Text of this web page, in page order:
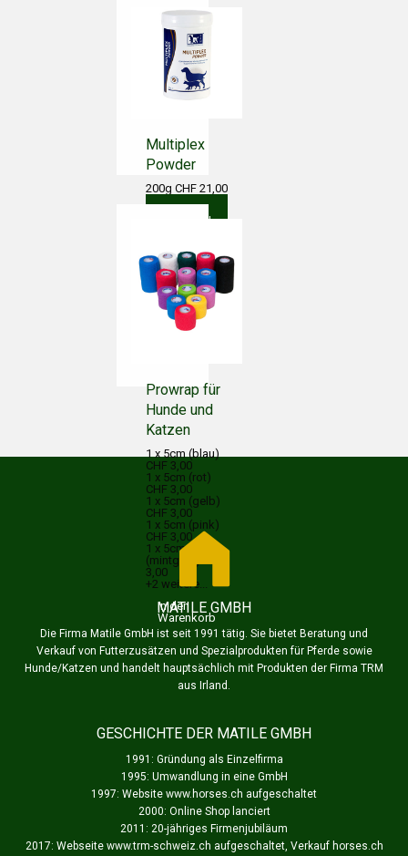
Multiplex
Powder
200g CHF 21,00
Warenkorb
Prowrap für
Hunde und
Katzen
1 x 5cm (blau)
CHF 3,00
1 x 5cm (rot)
CHF 3,00
1 x 5cm (gelb)
CHF 3,00
1 x 5cm (pink)
CHF 3,00
1 x 5cm
(mintgrün) CHF
3,00
+2 weitere...
In den
Warenkorb
MATILE GMBH
Die Firma Matile GmbH ist seit 1991 tätig. Sie bietet Beratung und
Verkauf von Futterzusätzen und Spezialprodukten für Pferde sowie
Hunde/Katzen und handelt hauptsächlich mit Produkten der Firma TRM
aus Irland.
GESCHICHTE DER MATILE GMBH
1991: Gründung als Einzelfirma
1995: Umwandlung in eine GmbH
1997: Website www.horses.ch aufgeschaltet
2000: Online Shop lanciert
2011: 20-jähriges Firmenjubiläum
2017: Webseite www.trm-schweiz.ch aufgeschaltet, Verkauf horses.ch